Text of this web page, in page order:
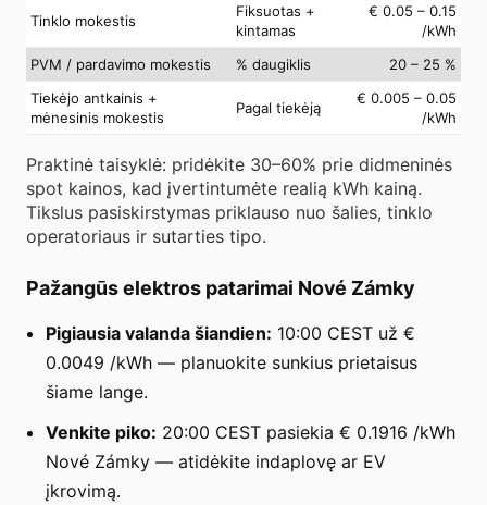
Tinklo mokestis
Fiksuotas +
kintamas
€ 0.05 – 0.15
/kWh
PVM / pardavimo mokestis
% daugiklis
20 – 25 %
Tiekėjo antkainis +
mėnesinis mokestis
Pagal tiekėją
€ 0.005 – 0.05
/kWh
Praktinė taisyklė: pridėkite 30–60% prie didmeninės
spot kainos, kad įvertintumėte realią kWh kainą.
Tikslus pasiskirstymas priklauso nuo šalies, tinklo
operatoriaus ir sutarties tipo.
Pažangūs elektros patarimai Nové Zámky
Pigiausia valanda šiandien: 10:00 CEST už €
0.0049 /kWh — planuokite sunkius prietaisus
šiame lange.
Venkite piko: 20:00 CEST pasiekia € 0.1916 /kWh
Nové Zámky — atidėkite indaplovę ar EV
įkrovimą.